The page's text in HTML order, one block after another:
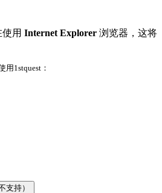
用 Internet Explorer 浏览器，这将
1stquest：
支持）